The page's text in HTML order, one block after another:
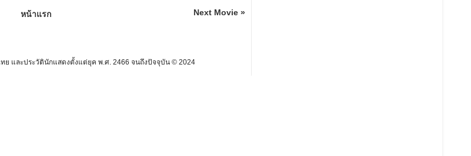
Next Movie »
หน้าแรก
ย และประวัตินักแสดงตั้งแต่ยุค พ.ศ. 2466 จนถึงปัจจุบัน © 2024